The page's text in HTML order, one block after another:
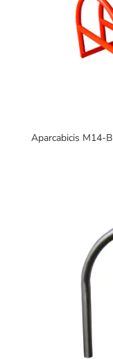
Aparcabicis M14-B